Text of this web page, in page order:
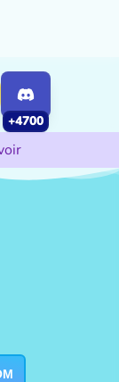
+4700